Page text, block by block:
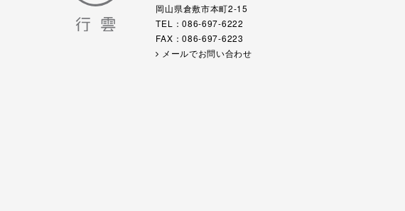
岡山県倉敷市本町2-15
TEL：086-697-6222
FAX：086-697-6223
メールでお問い合わせ